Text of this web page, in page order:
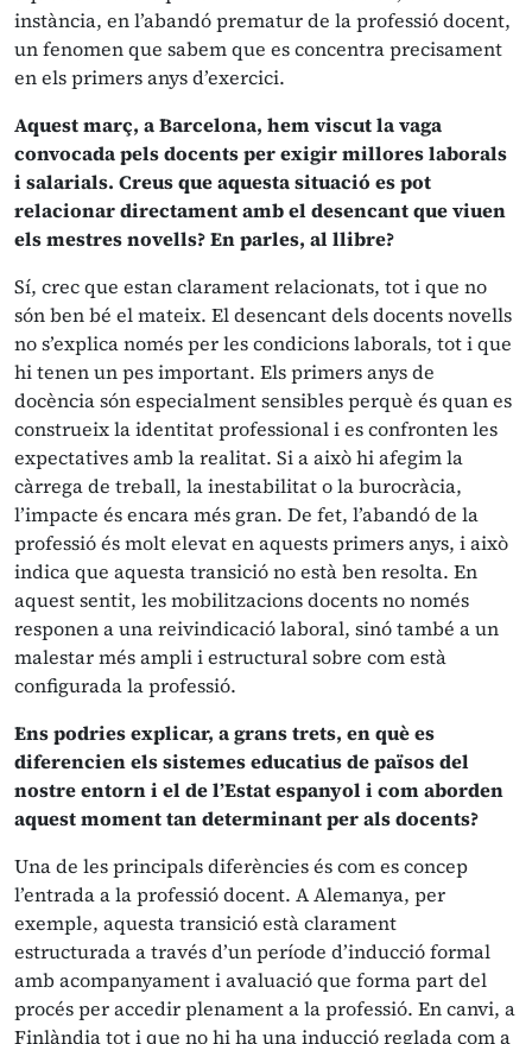
instància, en l’abandó prematur de la professió docent,
un fenomen que sabem que es concentra precisament
en els primers anys d’exercici.
Aquest març, a Barcelona, hem viscut la vaga
convocada pels docents per exigir millores laborals
i salarials. Creus que aquesta situació es pot
relacionar directament amb el desencant que viuen
els mestres novells? En parles, al llibre?
Sí, crec que estan clarament relacionats, tot i que no
són ben bé el mateix. El desencant dels docents novells
no s’explica només per les condicions laborals, tot i que
hi tenen un pes important. Els primers anys de
docència són especialment sensibles perquè és quan es
construeix la identitat professional i es confronten les
expectatives amb la realitat. Si a això hi afegim la
càrrega de treball, la inestabilitat o la burocràcia,
l’impacte és encara més gran. De fet, l’abandó de la
professió és molt elevat en aquests primers anys, i això
indica que aquesta transició no està ben resolta. En
aquest sentit, les mobilitzacions docents no només
responen a una reivindicació laboral, sinó també a un
malestar més ampli i estructural sobre com està
configurada la professió.
Ens podries explicar, a grans trets, en què es
diferencien els sistemes educatius de països del
nostre entorn i el de l’Estat espanyol i com aborden
aquest moment tan determinant per als docents?
Una de les principals diferències és com es concep
l’entrada a la professió docent. A Alemanya, per
exemple, aquesta transició està clarament
estructurada a través d’un període d’inducció formal
amb acompanyament i avaluació que forma part del
procés per accedir plenament a la professió. En canvi, a
Finlàndia tot i que no hi ha una inducció reglada com a